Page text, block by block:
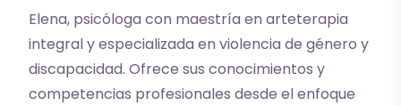
Elena, psicóloga con maestría en arteterapia
integral y especializada en violencia de género y
discapacidad. Ofrece sus conocimientos y
competencias profesionales desde el enfoque